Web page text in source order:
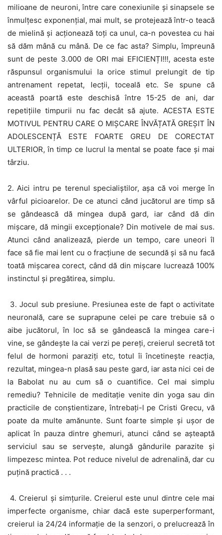
milioane de neuroni, între care conexiunile și sinapsele se
înmulțesc exponențial, mai mult, se protejează într-o teacă
de mielină și acționează toți ca unul, ca-n povestea cu hai
să dăm mână cu mână. De ce fac asta? Simplu, împreună
sunt de peste 3.000 de ORI mai EFICIENȚI!!!, acesta este
răspunsul organismului la orice stimul prelungit de tip
antrenament repetat, lecții, toceală etc. Se spune că
această poartă este deschisă între 15-25 de ani, dar
repetițiile timpurii nu fac decât să ajute. ACESTA ESTE
MOTIVUL PENTRU CARE O MIȘCARE ÎNVĂȚATĂ GREȘIT ÎN
ADOLESCENȚĂ ESTE FOARTE GREU DE CORECTAT
ULTERIOR, în timp ce lucrul la mental se poate face și mai
târziu.
2. Aici intru pe terenul specialiștilor, așa că voi merge în
vârful picioarelor. De ce atunci când jucătorul are timp să
se gândească dă mingea după gard, iar când dă din
mișcare, dă mingii excepționale? Din motivele de mai sus.
Atunci când analizează, pierde un tempo, care uneori îl
face să fie mai lent cu o fracțiune de secundă și să nu facă
toată mișcarea corect, când dă din mișcare lucrează 100%
instinctul și pregătirea, simplu.
3. Jocul sub presiune. Presiunea este de fapt o activitate
neuronală, care se suprapune celei pe care trebuie să o
aibe jucătorul, în loc să se gândească la mingea care-i
vine, se gândește la cai verzi pe pereți, creierul secretă tot
felul de hormoni paraziți etc, totul îi încetinește reacția,
rezultat, mingea-n plasă sau peste gard, iar asta nici cei de
la Babolat nu au cum să o cuantifice. Cel mai simplu
remediu? Tehnicile de meditație venite din yoga sau din
practicile de conștientizare, întrebați-l pe Cristi Grecu, vă
poate da multe amănunte. Sunt foarte simple și ușor de
aplicat în pauza dintre ghemuri, atunci când se așteaptă
serviciul sau se servește, alungă gândurile parazite și
limpezesc mintea. Pot reduce nivelul de adrenalină, dar cu
puțină practică . . .
4. Creierul și simțurile. Creierul este unul dintre cele mai
imperfecte organisme, chiar dacă este superperformant,
creierul ia 24/24 informație de la senzori, o prelucrează în